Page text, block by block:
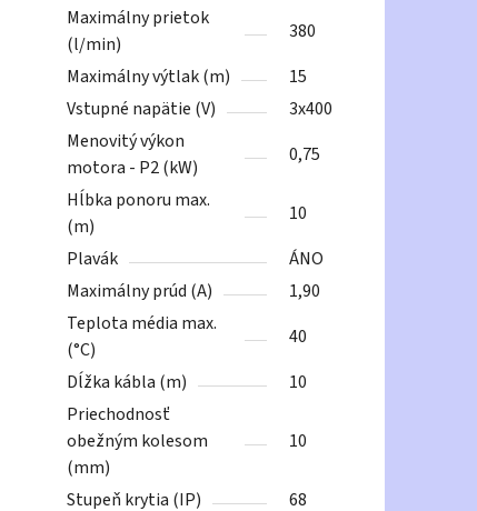
Maximálny prietok
(l/min)
380
Maximálny výtlak (m)
15
Vstupné napätie (V)
3x400
Menovitý výkon
motora - P2 (kW)
0,75
Hĺbka ponoru max.
(m)
10
Plavák
ÁNO
Maximálny prúd (A)
1,90
Teplota média max.
(°C)
40
Dĺžka kábla (m)
10
Priechodnosť
obežným kolesom
(mm)
10
Stupeň krytia (IP) 68